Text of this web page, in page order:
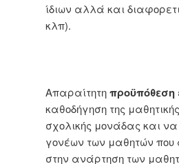
ίδιων αλλά και
κλπ).
Απαραίτητηπροϋπόθεση
καθοδήγηση της
σχολικής μονάδας και
γονέων των μαθητών που
στην ανάρτηση των